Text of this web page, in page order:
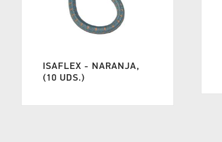
ISAFLEX - NARANJA,
(10 UDS.)